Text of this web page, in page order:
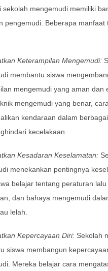
sekolah mengemudi memiliki
pengemudi. Beberapa manfaat
Keterampilan Mengemudi:
membantu siswa
mengemudi yang aman dan
mengemudi yang benar, cara
kendaraan dalam
kecelakaan.
Kesadaran Keselamatan:
menekankan pentingnya
belajar tentang peraturan
dan bahaya mengemudi
lelah.
Kepercayaan Diri:Sekolah
siswa membangun
Mereka belajar cara